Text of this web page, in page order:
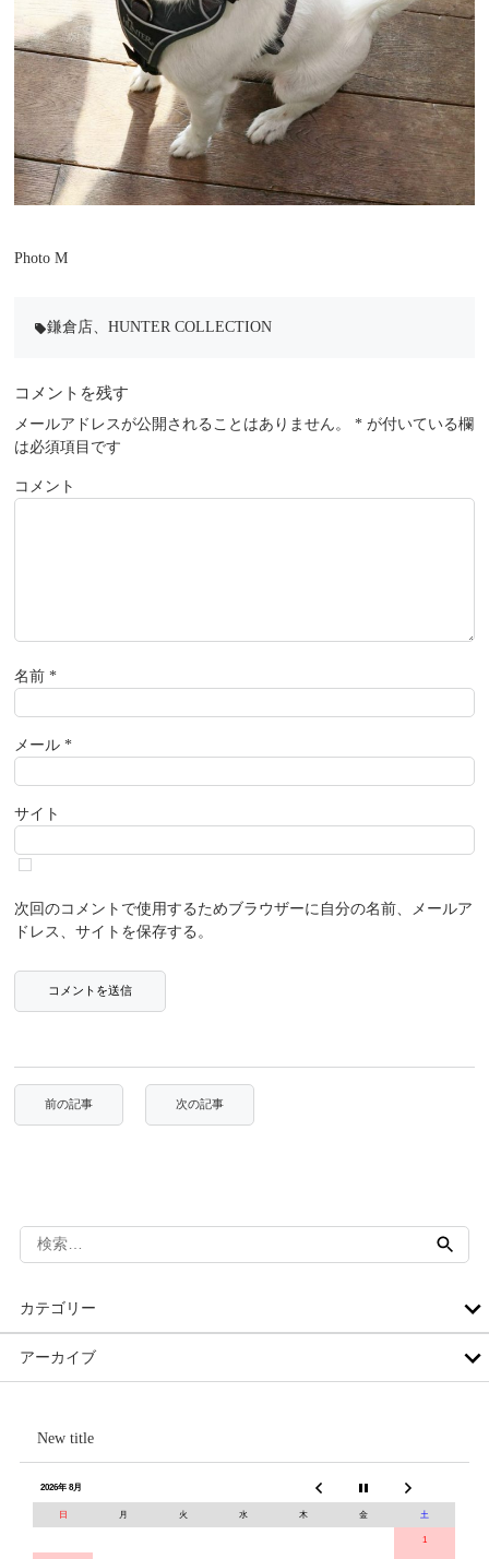
Photo M
local_offer鎌倉店、HUNTER COLLECTION
コメントを残す
メールアドレスが公開されることはありません。 * が付いている欄
は必須項目です
コメント
名前*
メール*
サイト
次回のコメントで使用するためブラウザーに自分の名前、メールア
ドレス、サイトを保存する。
検
カテゴリー
アーカイブ
New title
2026年 8月
日 月 火 水 木 金 土
1